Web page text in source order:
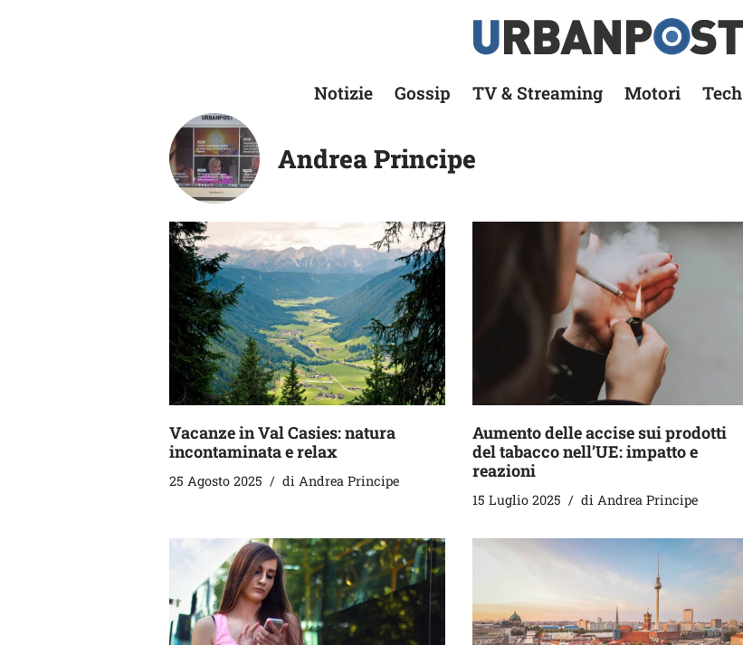
Notizie Gossip TV & Streaming Motori Tech
Andrea Principe
Vacanze in Val Casies: natura
incontaminata e relax
25 Agosto 2025 di Andrea Principe
Aumento delle accise sui prodotti
del tabacco nell’UE: impatto e
reazioni
15 Luglio 2025 di Andrea Principe